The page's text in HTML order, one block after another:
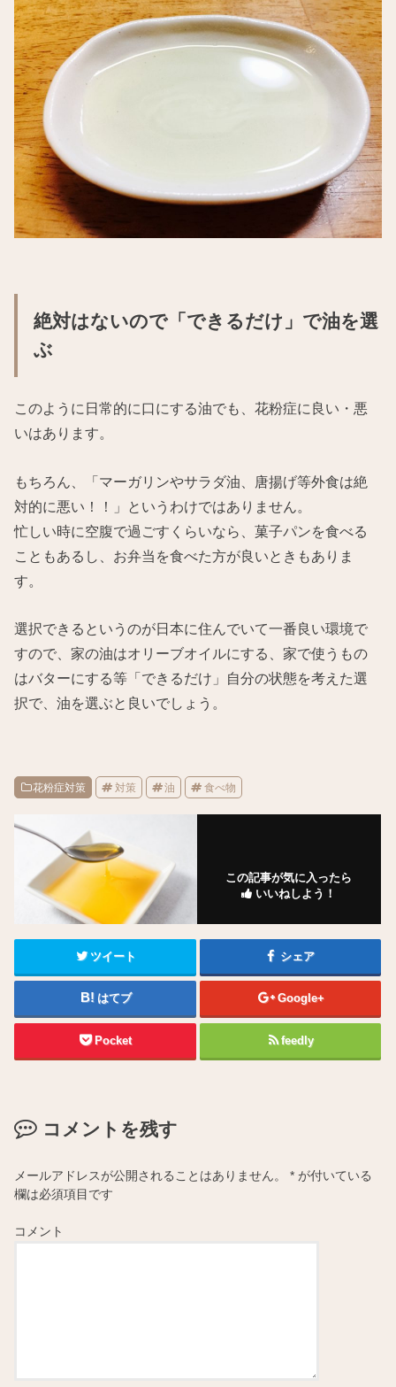
絶対はないので「できるだけ」で油を選
ぶ
このように日常的に口にする油でも、花粉症に良い・悪
いはあります。
もちろん、「マーガリンやサラダ油、唐揚げ等外食は絶
対的に悪い！！」というわけではありません。
忙しい時に空腹で過ごすくらいなら、菓子パンを食べる
こともあるし、お弁当を食べた方が良いときもありま
す。
選択できるというのが日本に住んでいて一番良い環境で
すので、家の油はオリーブオイルにする、家で使うもの
はバターにする等「できるだけ」自分の状態を考えた選
択で、油を選ぶと良いでしょう。
花粉症対策 対策 油 食べ物
この記事が気に入ったら
いいねしよう！
ツイート シェア
はてブ Google+
Pocket feedly
コメントを残す
メールアドレスが公開されることはありません。 * が付いている
欄は必須項目です
コメント